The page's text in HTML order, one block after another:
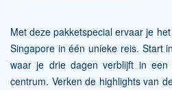
Met deze pakketspecial ervaar je
Singapore in één unieke reis. Start
waar je drie dagen verblijft in
centrum. Verken de highlights van